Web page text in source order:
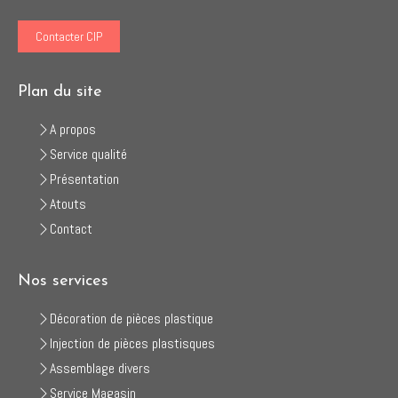
Contacter CIP
Plan du site
A propos
Service qualité
Présentation
Atouts
Contact
Nos services
Décoration de pièces plastique
Injection de pièces plastisques
Assemblage divers
Service Magasin